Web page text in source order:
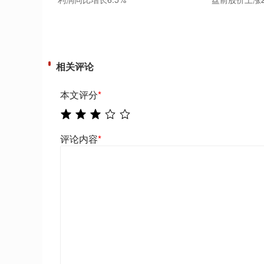
相关评论
本文评分*
评论内容*